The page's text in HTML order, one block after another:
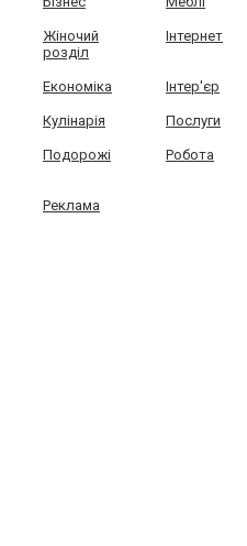
Жіночий
розділ
Інтернет
Економіка Інтер'єр
Кулінарія Послуги
Подорожі Робота
Реклама